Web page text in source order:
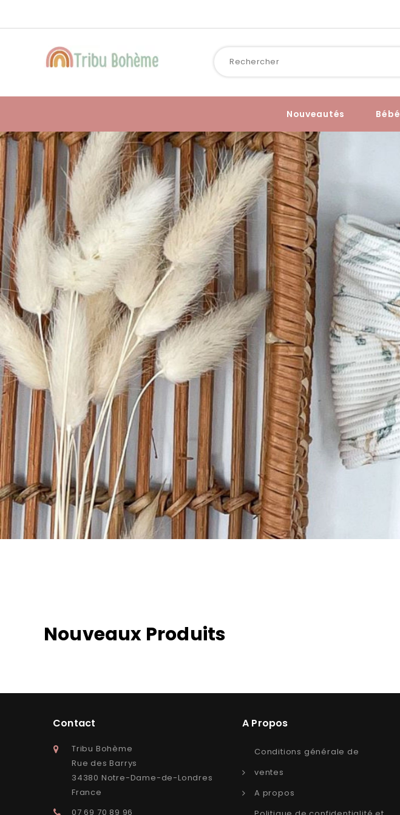
Nouveautés Bébé
Nouveaux Produits
Contact
Tribu Bohème
Rue des Barrys
34380 Notre-Dame-de-Londres
France
07 69 70 89 96
A Propos
Conditions générale de
ventes
A propos